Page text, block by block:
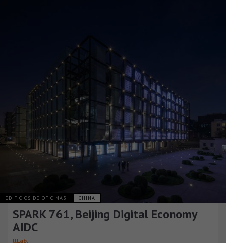
EDIFICIOS DE OFICINAS CHINA
SPARK 761, Beijing Digital Economy
AIDC
llLab.